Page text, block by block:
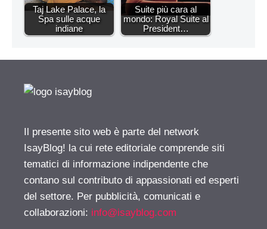
Taj Lake Palace, la
Spa sulle acque
indiane
Suite più cara al
mondo: Royal Suite al
President…
Il presente sito web è parte del network
IsayBlog! la cui rete editoriale comprende siti
tematici di informazione indipendente che
contano sul contributo di appassionati ed esperti
del settore. Per pubblicità, comunicati e
collaborazioni: info@isayblog.com